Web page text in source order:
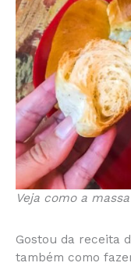
Veja como a
Gostou da receita
também como